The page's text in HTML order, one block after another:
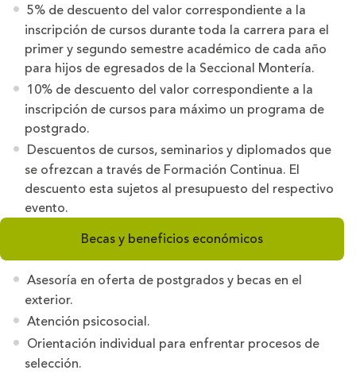
5% de descuento del valor correspondiente a la
inscripción de cursos durante toda la carrera para el
primer y segundo semestre académico de cada año
para hijos de egresados de la Seccional Montería.
10% de descuento del valor correspondiente a la
inscripción de cursos para máximo un programa de
postgrado.
Descuentos de cursos, seminarios y diplomados que
se ofrezcan a través de Formación Continua. El
descuento esta sujetos al presupuesto del respectivo
evento.
Becas y beneficios económicos
Asesoría en oferta de postgrados y becas en el
exterior.
Atención psicosocial.
Orientación individual para enfrentar procesos de
selección.